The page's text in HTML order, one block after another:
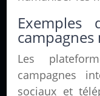
Exemples
Les
campagnes
sociaux et